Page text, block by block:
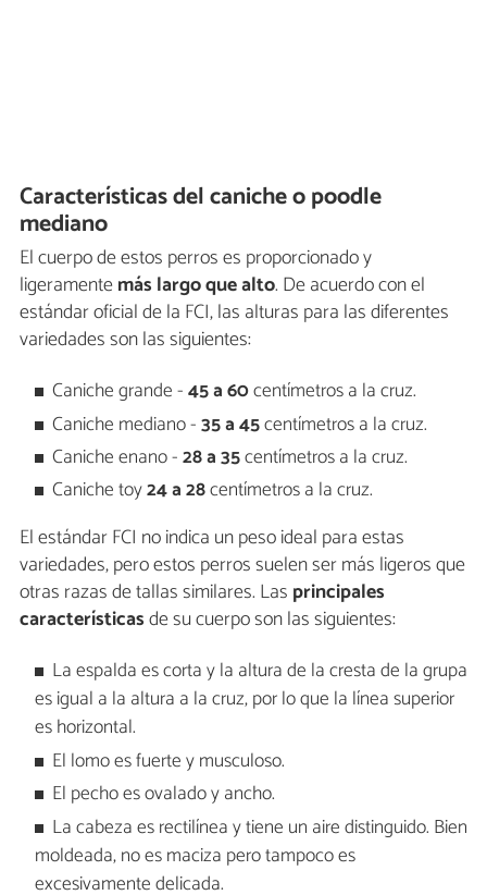
Características del caniche o poodle
mediano
El cuerpo de estos perros es proporcionado y
ligeramentemás largo que alto. De acuerdo con el
estándar oficial de la FCI, las alturas para las diferentes
variedades son las siguientes:
Caniche grande -45 a 60centímetros a la cruz.
Caniche mediano -35 a 45centímetros a la cruz.
Caniche enano -28 a 35centímetros a la cruz.
Caniche toy24 a 28centímetros a la cruz.
El estándar FCI no indica un peso ideal para estas
variedades, pero estos perros suelen ser más ligeros que
otras razas de tallas similares. Las principales
característicasde su cuerpo son las siguientes:
La espalda es corta y la altura de la cresta de la grupa
es igual a la altura a la cruz, por lo que la línea superior
es horizontal.
El lomo es fuerte y musculoso.
El pecho es ovalado y ancho.
La cabeza es rectilínea y tiene un aire distinguido. Bien
moldeada, no es maciza pero tampoco es
excesivamente delicada.